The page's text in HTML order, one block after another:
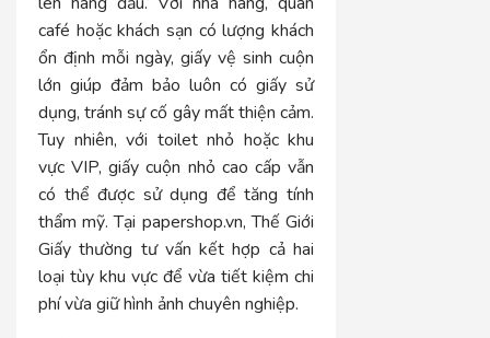
café hoặc khách sạn có lượng khách
ổn định mỗi ngày, giấy vệ sinh cuộn
lớn giúp đảm bảo luôn có giấy sử
dụng, tránh sự cố gây mất thiện cảm.
Tuy nhiên, với toilet nhỏ hoặc khu
vực VIP, giấy cuộn nhỏ cao cấp vẫn
có thể được sử dụng để tăng tính
thẩm mỹ. Tại papershop.vn, Thế Giới
Giấy thường tư vấn kết hợp cả hai
loại tùy khu vực để vừa tiết kiệm chi
phí vừa giữ hình ảnh chuyên nghiệp.